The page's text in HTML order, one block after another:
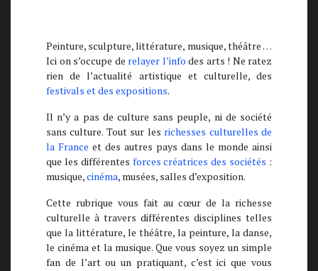
Peinture, sculpture, littérature, musique, théâtre …
Ici on s’occupe de relayer l’info des arts ! Ne ratez
rien de l’actualité artistique et culturelle, des
festivals et des expositions.
Il n’y a pas de culture sans peuple, ni de société
sans culture. Tout sur les richesses culturelles de
la France et des autres pays dans le monde ainsi
que les différentes forces créatrices des sociétés :
musique,cinéma, musées, salles d’exposition.
Cette rubrique vous fait au cœur de la richesse
culturelle à travers différentes disciplines telles
que la littérature, le théâtre, la peinture, la danse,
le cinéma et la musique. Que vous soyez un simple
fan de l’art ou un pratiquant, c’est ici que vous